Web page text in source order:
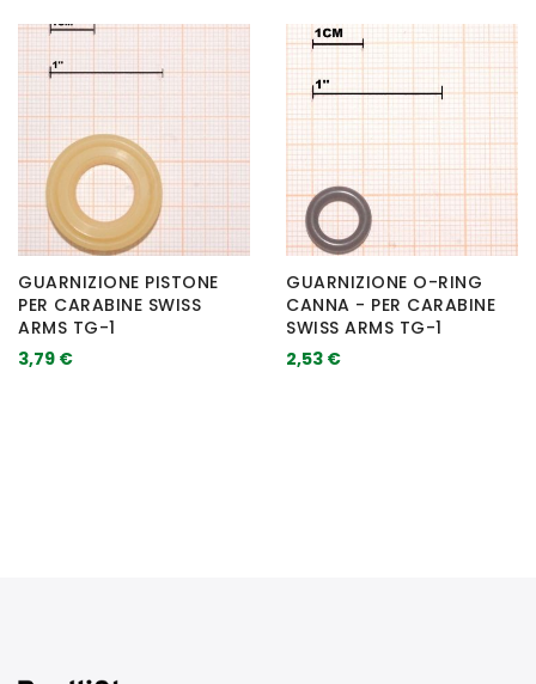
GUARNIZIONE PISTONE
PER CARABINE SWISS
ARMS TG-1
3,79 €
GUARNIZIONE O-RING
CANNA - PER CARABINE
SWISS ARMS TG-1
2,53 €